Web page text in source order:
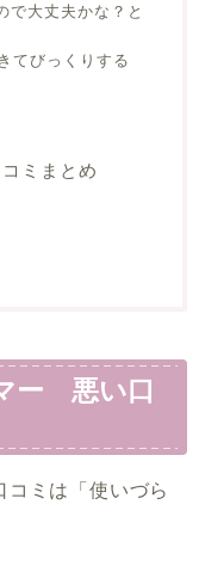
で大丈夫かな？と
てびっくりする
ミまとめ
ー 悪い口
コミは「使いづら